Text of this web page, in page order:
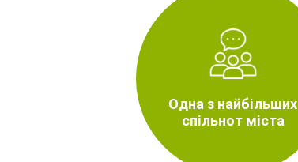
Одна з найбільших
спільнот міста